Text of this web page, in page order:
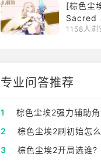
[棕色尘
Sacred
1158人浏
专业问答推荐
1
棕色尘埃2强力辅助
2
棕色尘埃2刷初始怎
3
棕色尘埃2开局选谁?